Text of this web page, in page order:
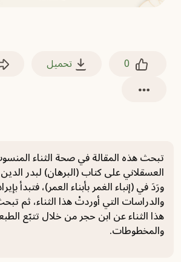
0 تحميل
تبحث هذه المقالة في صحة الثناء
العسقلاني على كتاب (البرهان) لبدر
ورَدَ في (إنباء الغمر بأبناء العمر)، فتبدأ
والدراسات التي أوردتْ هذا الثناء، ثم
هذا الثناء عن ابن حجر من خلال تتبّع
والمخطوطات.